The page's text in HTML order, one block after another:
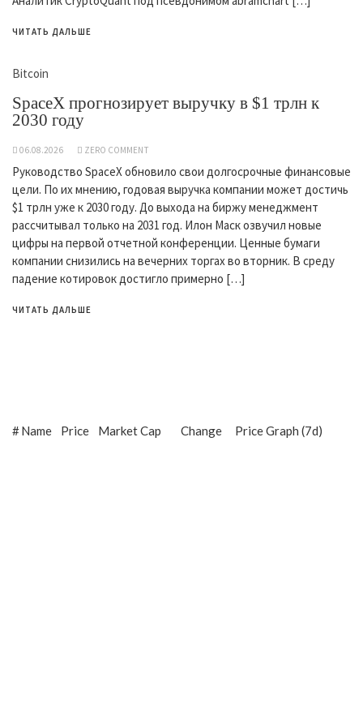
ЧИТАТЬ ДАЛЬШЕ
Bitcoin
SpaceX прогнозирует выручку в $1 трлн к
2030 году
06.08.2026 ZERO COMMENT
Руководство SpaceX обновило свои долгосрочные финансовые
цели. По их мнению, годовая выручка компании может достичь
$1 трлн уже к 2030 году. До выхода на биржу менеджмент
рассчитывал только на 2031 год. Илон Маск озвучил новые
цифры на первой отчетной конференции. Ценные бумаги
компании снизились на вечерних торгах во вторник. В среду
падение котировок достигло примерно […]
ЧИТАТЬ ДАЛЬШЕ
#Name Price Market Cap Change Price Graph (7d)